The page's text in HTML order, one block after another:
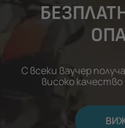
С всеки ваучер
високо